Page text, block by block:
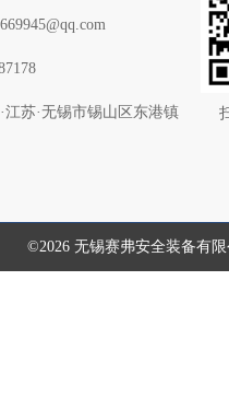
江苏·无锡市锡山区东港镇
©2026 无锡赛弗安全装备有